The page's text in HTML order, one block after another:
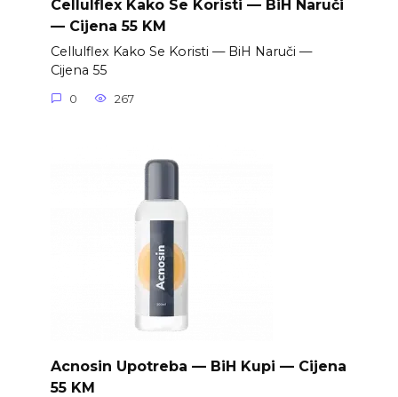
Cellulflex Kako Se Koristi — BiH Naruči
— Cijena 55 KM
Cellulflex Kako Se Koristi — BiH Naruči —
Cijena 55
0 267
Acnosin Upotreba — BiH Kupi — Cijena
55 KM